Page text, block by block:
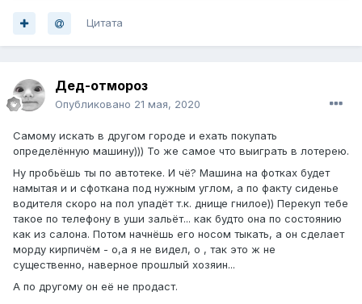
Цитата
Дед-отмороз
Опубликовано 21 мая, 2020
Самому искать в другом городе и ехать покупать
определённую машину))) То же самое что выиграть в лотерею.
Ну пробьёшь ты по автотеке. И чё? Машина на фотках будет
намытая и и сфоткана под нужным углом, а по факту сиденье
водителя скоро на пол упадёт т.к. днище гнилое)) Перекуп тебе
такое по телефону в уши зальёт... как будто она по состоянию
как из салона. Потом начнёшь его носом тыкать, а он сделает
морду кирпичём - о,а я не видел, о , так это ж не
существенно, наверное прошлый хозяин...
А по другому он её не продаст.